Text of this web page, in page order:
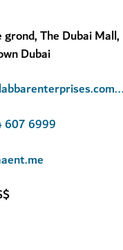
grond, The Dubai Mall,
Dubai
607 6999